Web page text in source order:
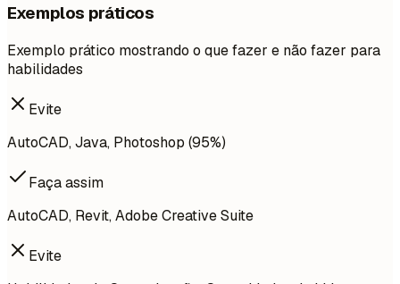
Exemplos práticos
Exemplo prático mostrando o que fazer e não fazer para
habilidades
Evite
AutoCAD, Java, Photoshop (95%)
Faça assim
AutoCAD, Revit, Adobe Creative Suite
Evite